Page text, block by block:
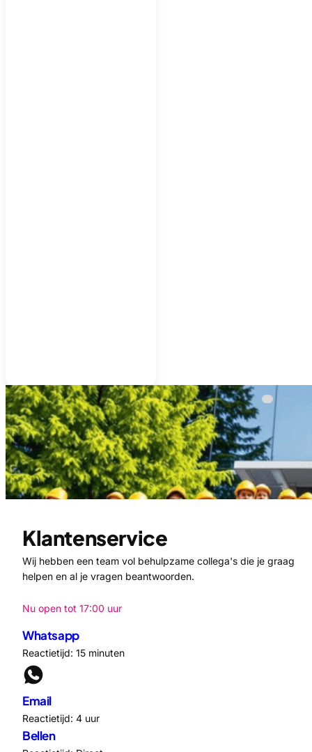
Klantenservice
Wij hebben een team vol behulpzame collega's die je graag
helpen en al je vragen beantwoorden.
Nu open tot 17:00 uur
Whatsapp
Reactietijd: 15 minuten
Email
Reactietijd: 4 uur
Bellen